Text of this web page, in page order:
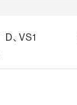
D、VS1